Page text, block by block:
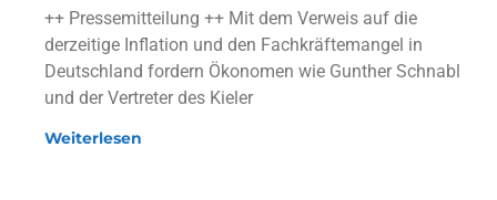
++ Pressemitteilung ++ Mit dem Verweis auf die
derzeitige Inflation und den Fachkräftemangel in
Deutschland fordern Ökonomen wie Gunther Schnabl
und der Vertreter des Kieler
Weiterlesen